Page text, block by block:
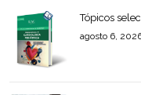
Tópicos
agosto 6,